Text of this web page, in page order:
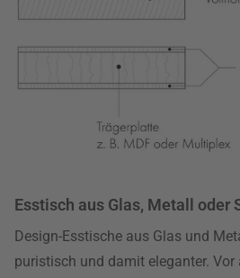
Esstisch aus Glas, Metall oder
Design-Esstische aus Glas und
puristisch und damit eleganter.